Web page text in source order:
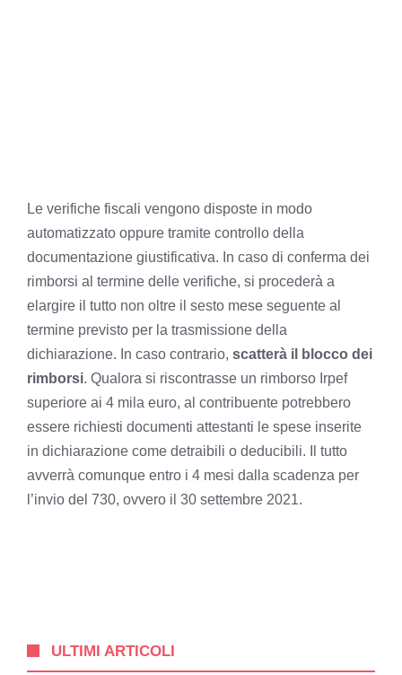
Le verifiche fiscali vengono disposte in modo
automatizzato oppure tramite controllo della
documentazione giustificativa. In caso di conferma dei
rimborsi al termine delle verifiche, si procederà a
elargire il tutto non oltre il sesto mese seguente al
termine previsto per la trasmissione della
dichiarazione. In caso contrario, scatterà il blocco dei
rimborsi. Qualora si riscontrasse un rimborso Irpef
superiore ai 4 mila euro, al contribuente potrebbero
essere richiesti documenti attestanti le spese inserite
in dichiarazione come detraibili o deducibili. Il tutto
avverrà comunque entro i 4 mesi dalla scadenza per
l’invio del 730, ovvero il 30 settembre 2021.
ULTIMI ARTICOLI